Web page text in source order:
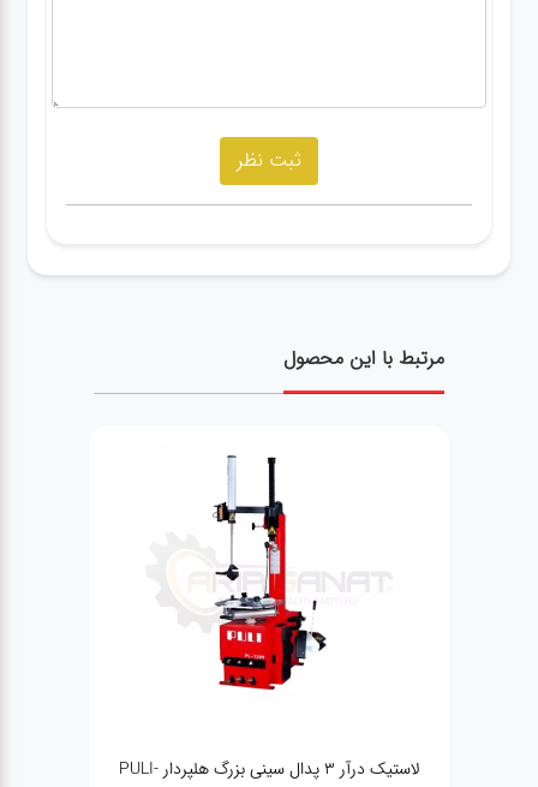
مرتبط با این محصول
لاستیک درآر ۳ پدال سینی بزرگ هلپردار PULI-